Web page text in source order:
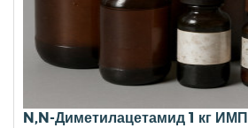
N,N-Диметилацетамид 1 кг ИМП